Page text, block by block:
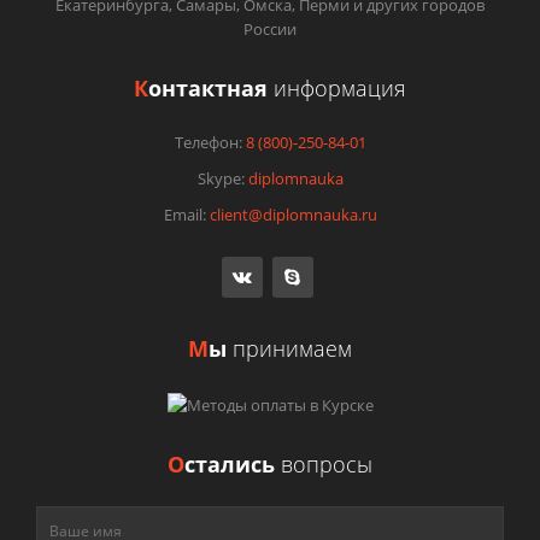
Вьетнамский язык
Гидравлика
Государственное и муниципальное управление
Гражданское право
Грузинский язык
Детали машин
Дизайн
Документоведение и архивоведение
Екатеринбурга, Самары, Омска, Перми и других городов
России
Контактная информация
Телефон:8 (800)-250-84-01
Skype:diplomnauka
Email:client@diplomnauka.ru
Мы принимаем
Остались вопросы